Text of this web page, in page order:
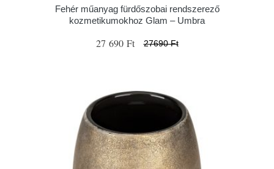
Fehér műanyag fürdőszobai rendszerező
kozmetikumokhoz Glam – Umbra
27 690 Ft 27690 Ft